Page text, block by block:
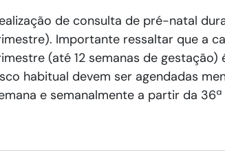
de consulta de pré-natal
Importante ressaltar que a
(até 12 semanas de
habitual devem ser agendadas
e semanalmente a partir da 36ª